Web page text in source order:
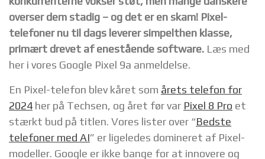
overser dem stadig – og det er en skam! Pixel-
telefoner nu til dags leverer simpelthen klasse,
primært drevet af enestående software. Læs med
her i vores Google Pixel 9a anmeldelse.
En Pixel-telefon blev kåret som årets telefon for
2024 her på Techsen, og året før var Pixel 8 Pro et
stærkt bud på titlen. Vores lister over “Bedste
telefoner med AI” er ligeledes domineret af Pixel-
modeller. Google er ikke bange for at innovere og